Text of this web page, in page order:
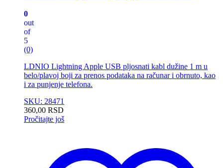
0
out
of
5
(0)
LDNIO Lightning Apple USB pljosnati kabl dužine 1 m u
belo/plavoj boji za prenos podataka na računar i obrnuto, kao
i za punjenje telefona.
SKU: 28471
360,00 RSD
Pročitajte još